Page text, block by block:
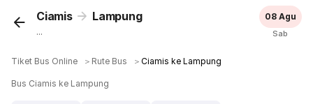
Ciamis Lampung
...
08 Agu
Sab
Tiket Bus Online ＞ Rute Bus ＞Ciamis ke Lampung
Bus Ciamis ke Lampung